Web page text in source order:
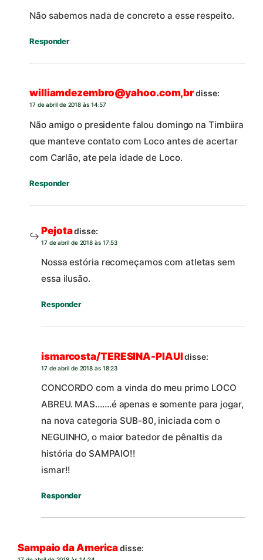
Não sabemos nada de concreto a esse respeito.
Responder
williamdezembro@yahoo.com,brdisse:
17 de abril de 2018 às 14:57
Não amigo o presidente falou domingo na Timbiira
que manteve contato com Loco antes de acertar
com Carlão, ate pela idade de Loco.
Responder
Pejotadisse:
17 de abril de 2018 às 17:53
Nossa estória recomeçamos com atletas sem
essa ilusão.
Responder
ismarcosta/TERESINA-PIAUIdisse:
17 de abril de 2018 às 18:23
CONCORDO com a vinda do meu primo LOCO
ABREU. MAS…….é apenas e somente para jogar,
na nova categoria SUB-80, iniciada com o
NEGUINHO, o maior batedor de pênaltis da
história do SAMPAIO!!
ismar!!
Responder
Sampaio da Americadisse: